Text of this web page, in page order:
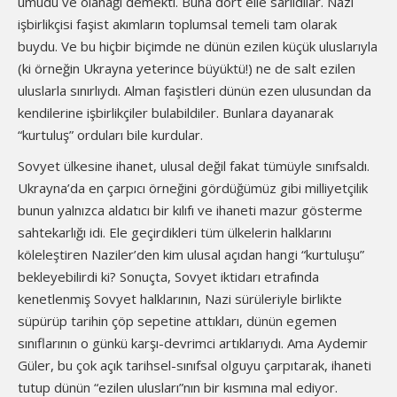
işbirlikçisi faşist akımların toplumsal temeli tam olarak
buydu. Ve bu hiçbir biçimde ne dünün ezilen küçük uluslarıyla
(ki örneğin Ukrayna yeterince büyüktü!) ne de salt ezilen
uluslarla sınırlıydı. Alman faşistleri dünün ezen ulusundan da
kendilerine işbirlikçiler bulabildiler. Bunlara dayanarak
“kurtuluş” orduları bile kurdular.
Sovyet ülkesine ihanet, ulusal değil fakat tümüyle sınıfsaldı.
Ukrayna’da en çarpıcı örneğini gördüğümüz gibi milliyetçilik
bunun yalnızca aldatıcı bir kılıfı ve ihaneti mazur gösterme
sahtekarlığı idi. Ele geçirdikleri tüm ülkelerin halklarını
köleleştiren Naziler’den kim ulusal açıdan hangi “kurtuluşu”
bekleyebilirdi ki? Sonuçta, Sovyet iktidarı etrafında
kenetlenmiş Sovyet halklarının, Nazi sürüleriyle birlikte
süpürüp tarihin çöp sepetine attıkları, dünün egemen
sınıflarının o günkü karşı-devrimci artıklarıydı. Ama Aydemir
Güler, bu çok açık tarihsel-sınıfsal olguyu çarpıtarak, ihaneti
tutup dünün “ezilen ulusları”nın bir kısmına mal ediyor.